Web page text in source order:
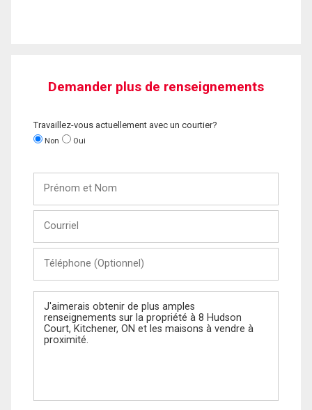
Demander plus de renseignements
Travaillez-vous actuellement avec un courtier?
Non Oui
Nom
(Optionnel)
Message